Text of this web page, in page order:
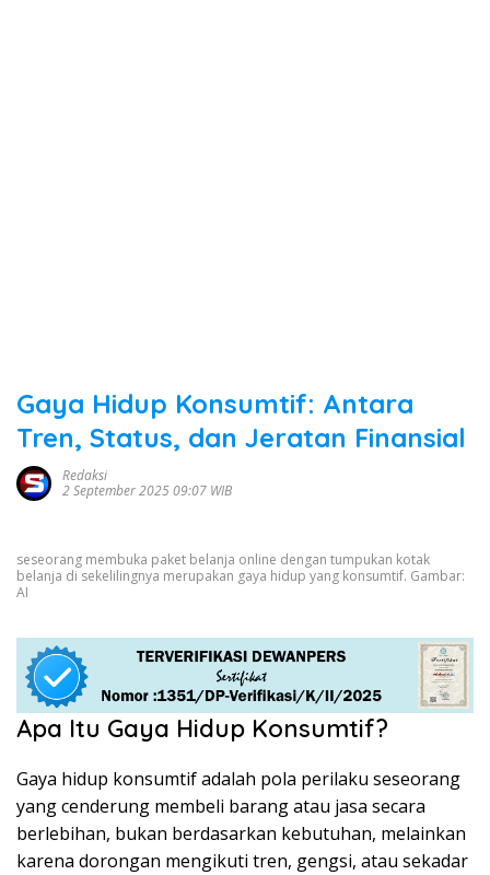
Gaya Hidup Konsumtif: Antara
Tren, Status, dan Jeratan Finansial
Redaksi
2 September 2025 09:07 WIB
seseorang membuka paket belanja online dengan tumpukan kotak
belanja di sekelilingnya merupakan gaya hidup yang konsumtif. Gambar:
AI
Apa Itu Gaya Hidup Konsumtif?
Gaya hidup konsumtif adalah pola perilaku seseorang
yang cenderung membeli barang atau jasa secara
berlebihan, bukan berdasarkan kebutuhan, melainkan
karena dorongan mengikuti tren, gengsi, atau sekadar